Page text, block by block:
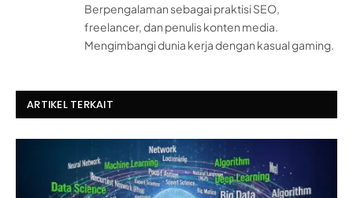
Berpengalaman sebagai praktisi SEO,
freelancer, dan penulis konten media.
Mengimbangi dunia kerja dengan kasual gaming.
ARTIKEL TERKAIT